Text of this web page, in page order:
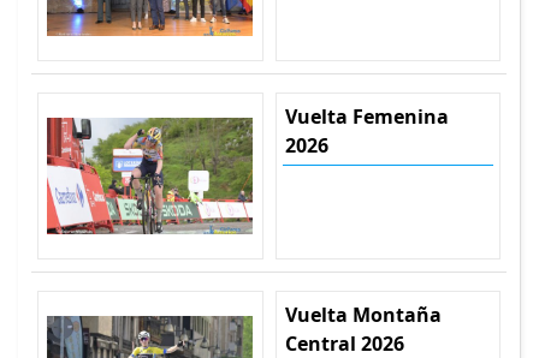
Vuelta Femenina
2026
Vuelta Montaña
Central 2026